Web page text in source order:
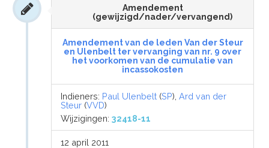
Amendement
(gewijzigd/nader/vervangend)
Amendement van de leden Van der Steur
en Ulenbelt ter vervanging van nr. 9 over
het voorkomen van de cumulatie van
incassokosten
Indieners: Paul Ulenbelt (SP),Ard van der
Steur (VVD)
Wijzigingen:32418-11
12 april 2011